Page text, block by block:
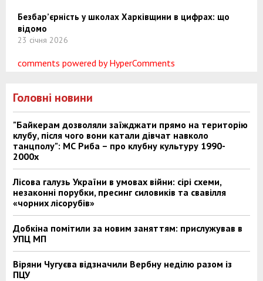
Безбар’єрність у школах Харківщини в цифрах: що
відомо
23 січня 2026
comments powered by HyperComments
Головні новини
"Байкерам дозволяли заїжджати прямо на територію
клубу, після чого вони катали дівчат навколо
танцполу": МС Риба – про клубну культуру 1990-
2000х
Лісова галузь України в умовах війни: сірі схеми,
незаконні порубки, пресинг силовиків та свавілля
«чорних лісорубів»
Добкіна помітили за новим заняттям: прислужував в
УПЦ МП
Віряни Чугуєва відзначили Вербну неділю разом із
ПЦУ